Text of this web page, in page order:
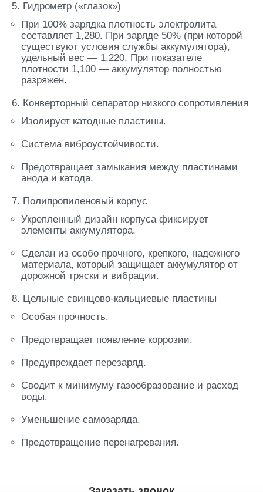
5. Гидрометр («глазок»)
При 100% зарядка плотность электролита
составляет 1,280. При заряде 50% (при которой
существуют условия службы аккумулятора),
удельный вес — 1,220. При показателе
плотности 1,100 — аккумулятор полностью
разряжен.
6. Конверторный сепаратор низкого сопротивления
Изолирует катодные пластины.
Система виброустойчивости.
Предотвращает замыкания между пластинами
анода и катода.
7. Полипропиленовый корпус
Укрепленный дизайн корпуса фиксирует
элементы аккумулятора.
Сделан из особо прочного, крепкого, надежного
материала, который защищает аккумулятор от
дорожной тряски и вибрации.
8. Цельные свинцово-кальциевые пластины
Особая прочность.
Предотвращает появление коррозии.
Предупреждает перезаряд.
Сводит к минимуму газообразование и расход
воды.
Уменьшение самозаряда.
Предотвращение перенагревания.